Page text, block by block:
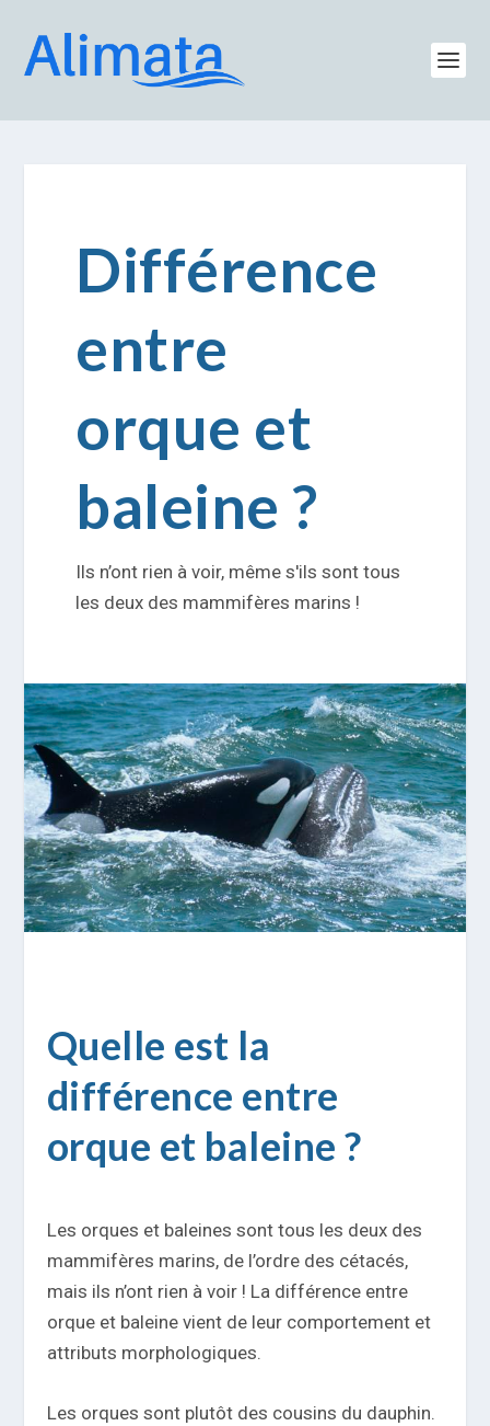
Différence
entre
orque et
baleine ?
Ils n’ont rien à voir, même s'ils sont tous
les deux des mammifères marins !
Quelle est la
différence entre
orque et baleine ?
Les orques et baleines sont tous les deux des
mammifères marins, de l’ordre des cétacés,
mais ils n’ont rien à voir ! La différence entre
orque et baleine vient de leur comportement et
attributs morphologiques.
Les orques sont plutôt des cousins du dauphin.